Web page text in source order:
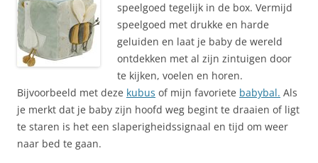
speelgoed tegelijk in de box. Vermijd
speelgoed met drukke en harde
geluiden en laat je baby de wereld
ontdekken met al zijn zintuigen door
te kijken, voelen en horen.
Bijvoorbeeld met deze kubus of mijn favoriete babybal. Als
je merkt dat je baby zijn hoofd weg begint te draaien of ligt
te staren is het een slaperigheidssignaal en tijd om weer
naar bed te gaan.